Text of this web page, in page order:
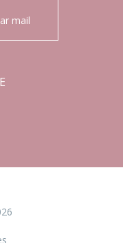
mail